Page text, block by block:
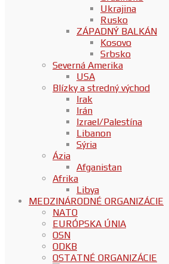
Ukrajina
Rusko
ZÁPADNÝ BALKÁN
Kosovo
Srbsko
Severná Amerika
USA
Blízky a stredný východ
Irak
Irán
Izrael/Palestína
Libanon
Sýria
Ázia
Afganistan
Afrika
Libya
MEDZINÁRODNÉ ORGANIZÁCIE
NATO
EURÓPSKA ÚNIA
OSN
ODKB
OSTATNÉ ORGANIZÁCIE